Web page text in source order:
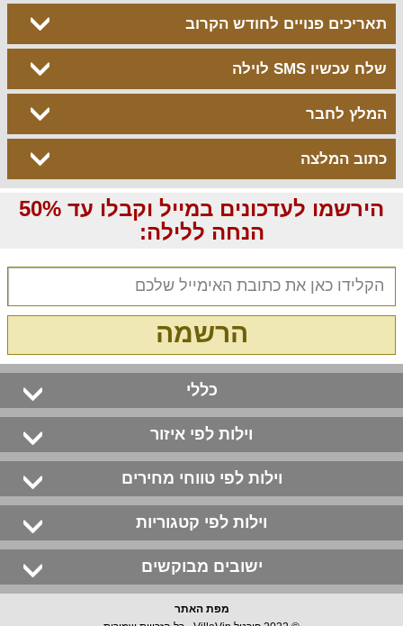
תאריכים פנויים לחודש הקרוב
שלח עכשיו SMS לוילה
המלץ לחבר
כתוב המלצה
הירשמו לעדכונים במייל וקבלו עד 50%
הנחה ללילה:
הרשמה
כללי
וילות לפי איזור
וילות לפי טווחי מחירים
וילות לפי קטגוריות
ישובים מבוקשים
מפת האתר